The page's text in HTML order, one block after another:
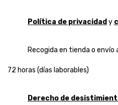
Política de privacidad y
Recogida en tienda o
72 horas (días laborables)
Derecho de